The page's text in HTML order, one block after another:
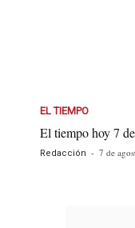
EL TIEMPO
El tiempo hoy 7
Redacción - 7 de